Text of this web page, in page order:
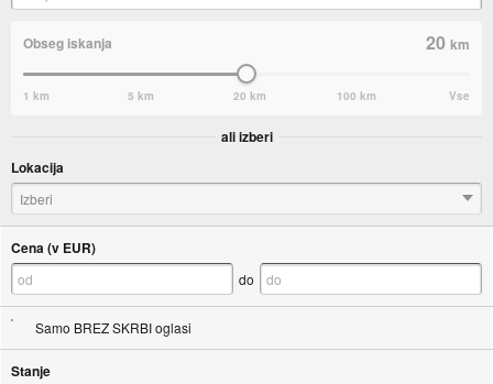
Obseg iskanja 20km
1 km 5 km 20 km 100 km Vse
ali izberi
Lokacija
Izberi
Cena (v EUR)
do
Samo BREZ SKRBI oglasi
Stanje